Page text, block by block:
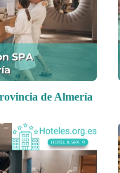
de Almería